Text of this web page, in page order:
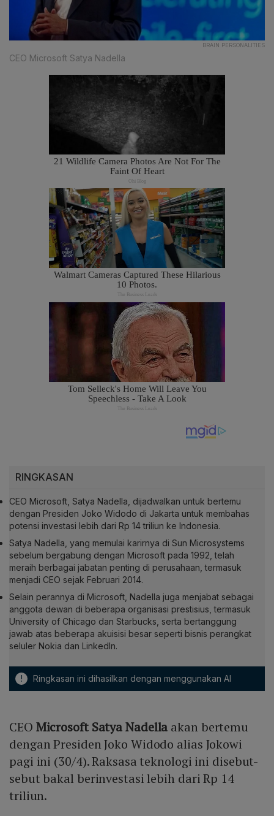
BRAIN PERSONALITIES
CEO Microsoft Satya Nadella
RINGKASAN
CEO Microsoft, Satya Nadella, dijadwalkan untuk bertemu
dengan Presiden Joko Widodo di Jakarta untuk membahas
potensi investasi lebih dari Rp 14 triliun ke Indonesia.
Satya Nadella, yang memulai karirnya di Sun Microsystems
sebelum bergabung dengan Microsoft pada 1992, telah
meraih berbagai jabatan penting di perusahaan, termasuk
menjadi CEO sejak Februari 2014.
Selain perannya di Microsoft, Nadella juga menjabat sebagai
anggota dewan di beberapa organisasi prestisius, termasuk
University of Chicago dan Starbucks, serta bertanggung
jawab atas beberapa akuisisi besar seperti bisnis perangkat
seluler Nokia dan LinkedIn.
! Ringkasan ini dihasilkan dengan menggunakan AI
CEO Microsoft Satya Nadella akan bertemu
dengan Presiden Joko Widodo alias Jokowi
pagi ini (30/4). Raksasa teknologi ini disebut-
sebut bakal berinvestasi lebih dari Rp 14
triliun.